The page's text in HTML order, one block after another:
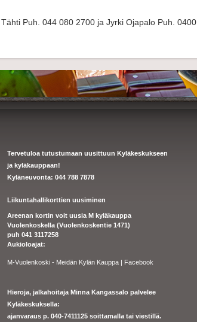
Puh. 044 080 2700 ja Jyrki Ojapalo Puh. 0400
Tervetuloa tutustumaan uusittuun Kyläkeskukseen
ja kyläkauppaan!
Kyläneuvonta: 044 788 7878
Liikuntahallikorttien uusiminen
Areenan kortin voit uusia M kyläkauppa
Vuolenkoskella (Vuolenkoskentie 1471)
puh 041 3117258
Aukioloajat:
M-Vuolenkoski - Meidän Kylän Kauppa | Facebook
Hieroja, jalkahoitaja Minna Kangassalo palvelee
Kyläkeskuksella:
ajanvaraus p. 040-7411125 soittamalla tai viestillä.